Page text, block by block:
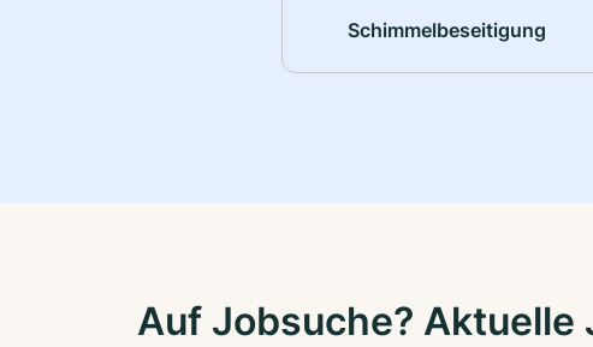
Schimmelbeseitigung
Auf Jobsuche? Aktuelle